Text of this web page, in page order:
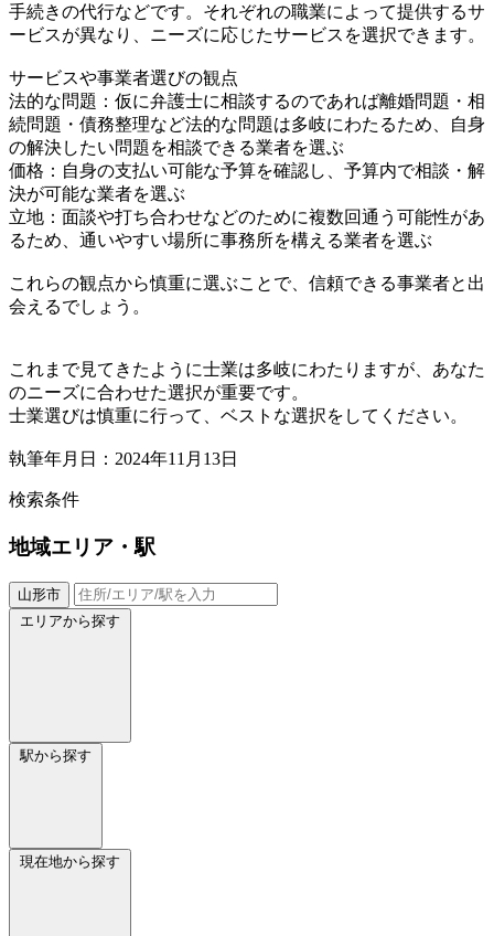
手続きの代行などです。それぞれの職業によって提供するサ
ービスが異なり、ニーズに応じたサービスを選択できます。
サービスや事業者選びの観点
法的な問題：仮に弁護士に相談するのであれば離婚問題・相
続問題・債務整理など法的な問題は多岐にわたるため、自身
の解決したい問題を相談できる業者を選ぶ
価格：自身の支払い可能な予算を確認し、予算内で相談・解
決が可能な業者を選ぶ
立地：面談や打ち合わせなどのために複数回通う可能性があ
るため、通いやすい場所に事務所を構える業者を選ぶ
これらの観点から慎重に選ぶことで、信頼できる事業者と出
会えるでしょう。
これまで見てきたように士業は多岐にわたりますが、あなた
のニーズに合わせた選択が重要です。
士業選びは慎重に行って、ベストな選択をしてください。
執筆年月日：2024年11月13日
検索条件
地域エリア・駅
山形市
エリアから探す
駅から探す
現在地から探す